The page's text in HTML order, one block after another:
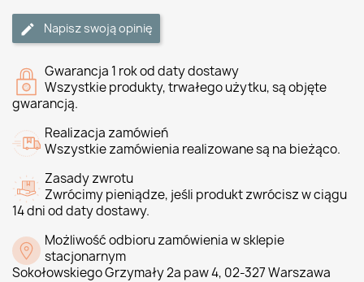
Napisz swoją opinię
Gwarancja 1 rok od daty dostawy
Wszystkie produkty, trwałego użytku, są objęte
gwarancją.
Realizacja zamówień
Wszystkie zamówienia realizowane są na bieżąco.
Zasady zwrotu
Zwrócimy pieniądze, jeśli produkt zwrócisz w ciągu
14 dni od daty dostawy.
Możliwość odbioru zamówienia w sklepie
stacjonarnym
Sokołowskiego Grzymały 2a paw 4, 02-327 Warszawa